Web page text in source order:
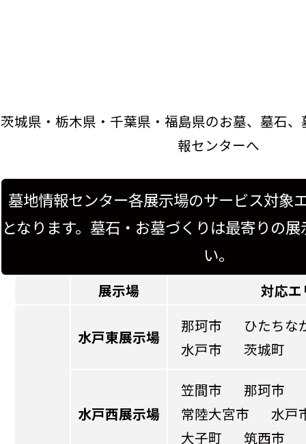
茨城県・栃木県・千葉県・福島県のお墓、墓石
報センターへ
墓地情報センター各展示場のサービス対象
となります。墓石・お墓づくりは最寄りの
い。
展示場 対応エ
水戸東展示場
那珂市
ひたちな
水戸市
茨城町
水戸西展示場
笠間市
那珂市
常陸大宮市
水戸
大子町
筑西市